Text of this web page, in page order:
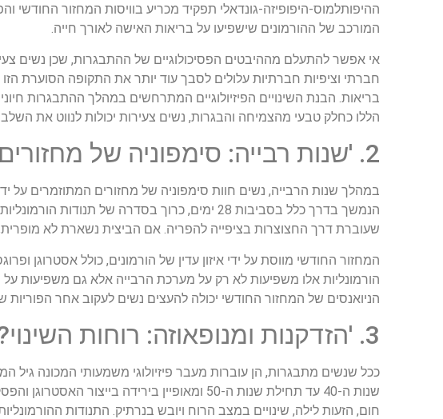
ההיפותלמוס-היפופיזה-גונדאלי תפקיד מכריע בוויסות המחזור
המורכב של ההורמונים שישפיעו על בריאות האישה לאורך חייה.
אי אפשר להתעלם מההיבטים הפסיכולוגיים של ההתבגרות, שכן נשים
חברתי וציפיות חברתיות עלולים לסבך עוד יותר את התקופה הסוערת
בריאות. הבנת השינויים הפיזיולוגיים המתרחשים במהלך ההתבגרות
הללו כחלק טבעי מהצמיחה והבגרות, נשים צעירות יכולות לנווט את
2. 'שנות רבייה: סימפוניה של מחזורים'
במהלך שנות הרבייה, נשים חוות סימפוניה של מחזורים המתוזמרים על
הנמשך בדרך כלל בסביבות 28 ימים, כרוך בסדרה
שעוברת דרך החצוצרות בציפייה להפריה. אם הביצית נשארת לא
המחזור החודשי מווסת על ידי איזון עדין של הורמונים, כולל אסטרוגן
הורמונליות אלו משפיעות לא רק על מערכת הרבייה אלא גם משפיעות
הניואנסים של המחזור החודשי יכולה להעצים נשים לעקוב אחר הפוריות
3. 'הזדקנות ומנופאוזה: רוחות השינוי?'
ככל שנשים מתבגרות, הן עוברות מעבר פיזיולוגי משמעותי המכונה
שנות ה-40 עד תחילת שנות ה-50 ומאופיין בירידה
חום, הזעות לילה, שינויים במצב הרוח ויובש בנרתיק. התנודות